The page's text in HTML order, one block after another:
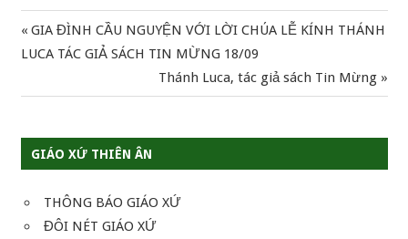
GIÁO XỨ THIÊN ÂN
THÔNG BÁO GIÁO XỨ
ĐÔI NÉT GIÁO XỨ
Điều
viết
Previous
Post:
GIA ĐÌNH CẦU NGUYỆN VỚI LỜI CHÚA LỄ KÍNH THÁNH
LUCA TÁC GIẢ SÁCH TIN MỪNG 18/09
Next
Post:
Thánh Luca, tác giả sách Tin Mừng